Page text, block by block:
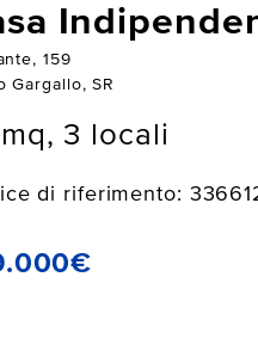
159
Gargallo, SR
3 locali
di riferimento: